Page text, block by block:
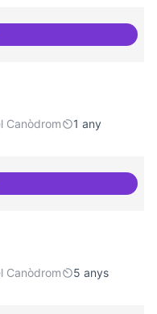
participatiu
Canòdrom
1 any
i governança
Canòdrom
5 anys